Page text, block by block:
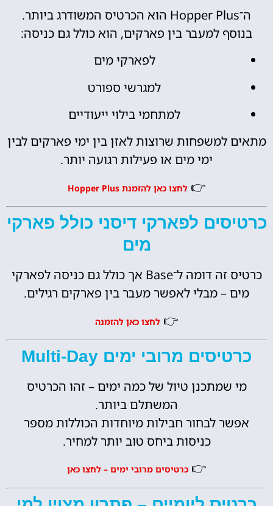
ה־Hopper Plus הוא הכרטיס המשודרג ביותר.
בנוסף למעבר בין פארקים, הוא כולל גם כניסה:
לפארקי מים
למגרשי ספורט
למתחמי בילוי ייעודיים
מתאים למשפחות שרוצות לאזן בין ימי פארקים לבין
ימי מים או פעילות רגועה יותר.
👉 לחצו כאן להזמנת Hopper Plus
כרטיסים לפארקי דיסני כולל פארקי
מים
כרטיס זה דומה ל־Base אך כולל גם כניסה לפארקי
מים – מבלי לאפשר מעבר בין פארקים רגילים.
👉 לחצו כאן להזמנה
כרטיסים מרובי ימים Multi-Day
מי שמתכנן טיול של כמה ימים – זהו הכרטיס
המשתלם ביותר.
אפשר לבחור חבילות מיוחדות הכוללות מספר
כניסות ביחס טוב יותר למחיר.
👉 כרטיסים מרובי ימים – לחצו כאן